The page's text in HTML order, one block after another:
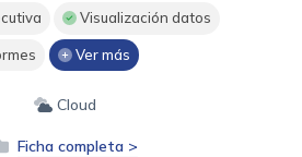
Visualización datos
Ver más
Cloud
Ficha completa >